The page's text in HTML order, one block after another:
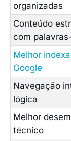
organizadas
Conteúdo
com
Melhor
Google
Navegação
lógica
Melhor
técnico